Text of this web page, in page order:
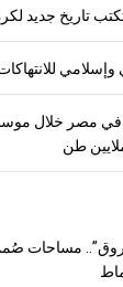
تاريخ جديد
للانتهاكات
مساحات